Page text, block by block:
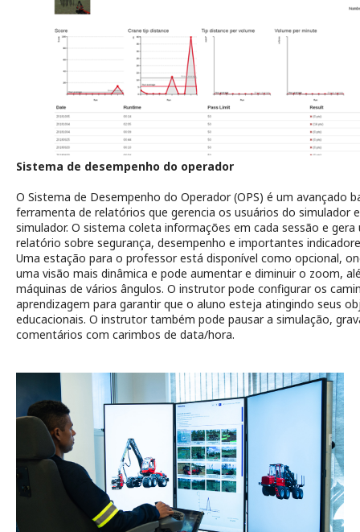
Sistema de desempenho do operador
O Sistema de Desempenho do Operador (OPS) é um avançado
ferramenta de relatórios que gerencia os usuários do simulador
simulador. O sistema coleta informações em cada sessão e
relatório sobre segurança, desempenho e importantes
Uma estação para o professor está disponível como opcional,
uma visão mais dinâmica e pode aumentar e diminuir o zoom,
máquinas de vários ângulos. O instrutor pode configurar os
aprendizagem para garantir que o aluno esteja atingindo seus
educacionais. O instrutor também pode pausar a simulação,
comentários com carimbos de data/hora.